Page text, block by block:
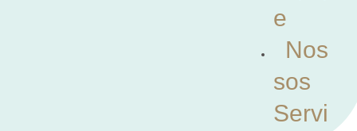
e
Nos
sos
Servi